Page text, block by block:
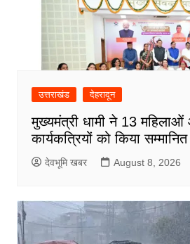
उत्तराखंड देहरादून
मुख्यमंत्री धामी ने 13
कार्यकत्रियों को किया सम्मानित
देवभूमि खबर August 8, 2026